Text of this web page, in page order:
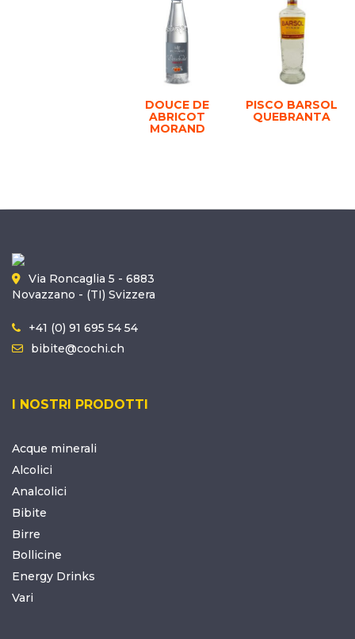
DOUCE DE
ABRICOT
MORAND
PISCO BARSOL
QUEBRANTA
Via Roncaglia 5 - 6883
Novazzano - (TI) Svizzera
+41 (0) 91 695 54 54
bibite@cochi.ch
I NOSTRI PRODOTTI
Acque minerali
Alcolici
Analcolici
Bibite
Birre
Bollicine
Energy Drinks
Vari